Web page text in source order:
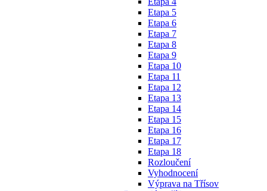
Etapa 5
Etapa 6
Etapa 7
Etapa 8
Etapa 9
Etapa 10
Etapa 11
Etapa 12
Etapa 13
Etapa 14
Etapa 15
Etapa 16
Etapa 17
Etapa 18
Rozloučení
Vyhodnocení
Výprava na Třísov